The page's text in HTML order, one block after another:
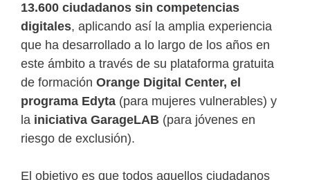
13.600 ciudadanos sin competencias
digitales, aplicando así la amplia experiencia
que ha desarrollado a lo largo de los años en
este ámbito a través de su plataforma gratuita
de formación Orange Digital Center, el
programa Edyta (para mujeres vulnerables) y
la iniciativa GarageLAB (para jóvenes en
riesgo de exclusión).
El objetivo es que todos aquellos ciudadanos